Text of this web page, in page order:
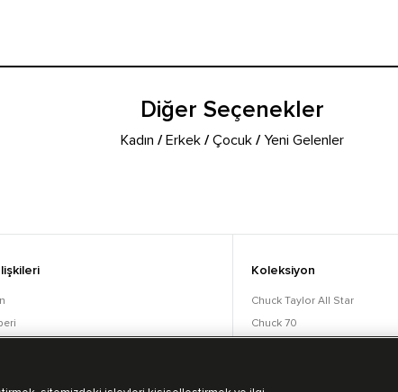
Diğer Seçenekler
Kadın /Erkek /Çocuk /Yeni Gelenler
Koleksiyon
Chuck Taylor All Star
Chuck 70